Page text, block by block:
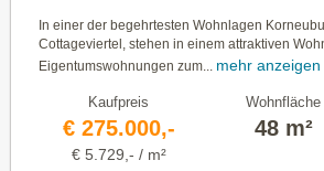
In einer der begehrtesten Wohnlagen
Cottageviertel, stehen in einem attraktiven
Eigentumswohnungen zum... mehr anzeigen
Kaufpreis
€ 275.000,-
€ 5.729,- / m²
Wohnfläche
48 m²